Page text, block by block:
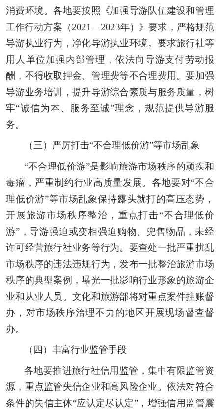
消费环境。各地要按照《加强导游队伍建设和管理
工作行动方案（2021—2023年）》要求，严格规范
导游执业行为，净化导游执业环境。要求旅行社等
用人单位加强内部管理，依法向导游支付劳动报
酬，不得收取押金、管理费等不合理费用。要加强
导游业务培训，提升导游综合素质与服务质量，树
牢“诚信为本、服务至诚”理念，规范提供导游服
务。
（三）严厉打击“不合理低价游”等市场乱象
“不合理低价游”是影响旅游市场秩序的顽疾和
毒瘤，严重制约行业高质量发展。各地要对“不合
理低价游”等市场乱象保持露头就打的高压态势，
开展旅游市场秩序整治，重点打击“不合理低价
游”，导游强迫或变相强迫购物、兜售物品，未经
许可经营旅行社业务等行为。要查处一批严重扰乱
市场秩序的违法违规行为，发布一批整治旅游市场
秩序的典型案例，曝光一批影响行业形象的旅游企
业和从业人员。文化和旅游部将对重点案件挂账督
办，对市场秩序治理不力的地区开展现场督查督
办。
（四）丰富行业监管手段
各地要推进旅行社信用监管，集中有限监管资
源，重点监管失信企业和高风险企业。依法对符合
条件的失信主体“应认定尽认定”，增强信用监管震